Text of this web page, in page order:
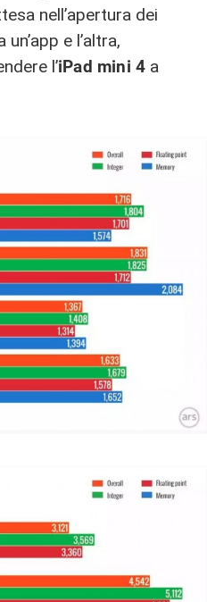
nell’apertura dei
e l’altra,
l’iPad mini 4 a